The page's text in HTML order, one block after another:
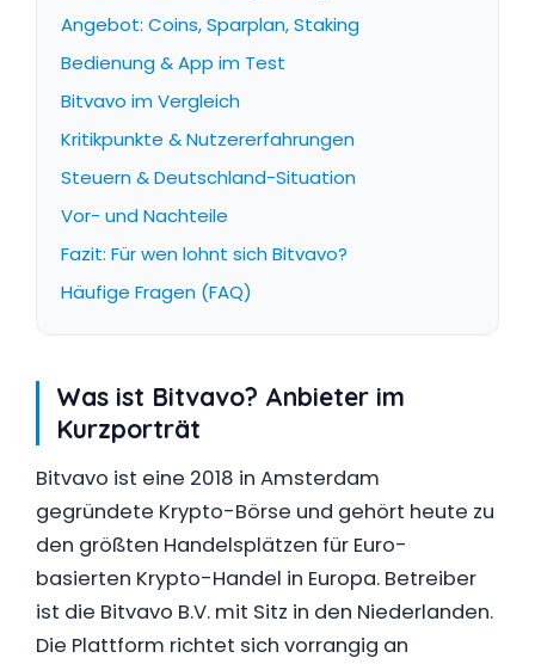
Angebot: Coins, Sparplan, Staking
Bedienung & App im Test
Bitvavo im Vergleich
Kritikpunkte & Nutzererfahrungen
Steuern & Deutschland-Situation
Vor- und Nachteile
Fazit: Für wen lohnt sich Bitvavo?
Häufige Fragen (FAQ)
Was ist Bitvavo? Anbieter im
Kurzporträt
Bitvavo ist eine 2018 in Amsterdam
gegründete Krypto-Börse und gehört heute zu
den größten Handelsplätzen für Euro-
basierten Krypto-Handel in Europa. Betreiber
ist die Bitvavo B.V. mit Sitz in den Niederlanden.
Die Plattform richtet sich vorrangig an